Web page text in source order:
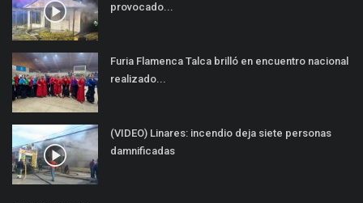
provocado...
Furia Flamenca Talca brilló en encuentro nacional
realizado...
(VIDEO) Linares: incendio deja siete personas
damnificadas